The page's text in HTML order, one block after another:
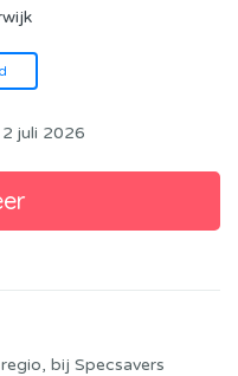
juli 2026
bij Specsavers